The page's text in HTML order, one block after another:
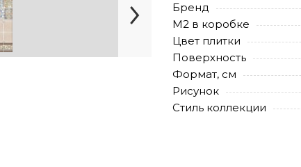
Бренд
М2 в коробке
Цвет плитки
Поверхность
Формат, см
Рисунок
Стиль коллекции